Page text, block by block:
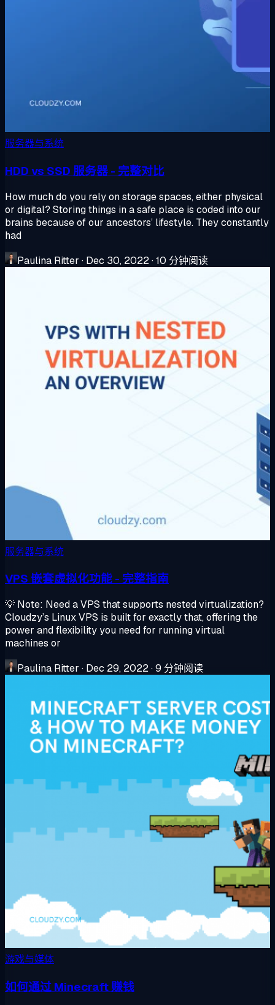
服务器与系统
HDD vs SSD 服务器 - 完整对比
How much do you rely on storage spaces, either physical
or digital? Storing things in a safe place is coded into our
brains because of our ancestors’ lifestyle. They constantly
had
Paulina Ritter · Dec 30, 2022·10 分钟阅读
服务器与系统
VPS 嵌套虚拟化功能 - 完整指南
💡 Note: Need a VPS that supports nested virtualization?
Cloudzy’s Linux VPS is built for exactly that, offering the
power and flexibility you need for running virtual
machines or
Paulina Ritter · Dec 29, 2022·9 分钟阅读
游戏与媒体
如何通过 Minecraft 赚钱